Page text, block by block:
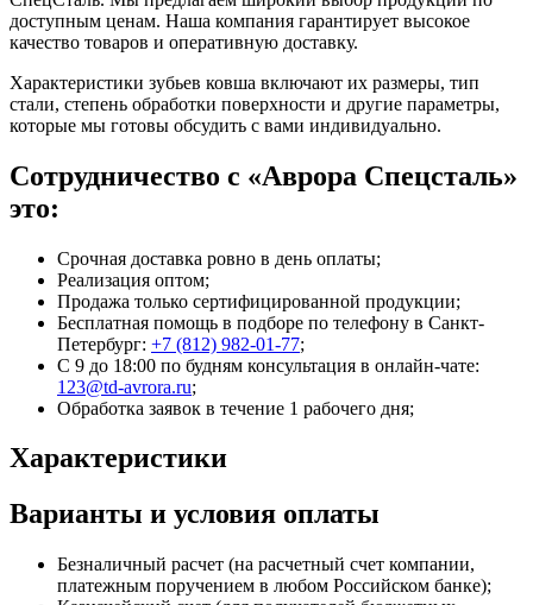
доступным ценам. Наша компания гарантирует высокое
качество товаров и оперативную доставку.
Характеристики зубьев ковша включают их размеры, тип
стали, степень обработки поверхности и другие параметры,
которые мы готовы обсудить с вами индивидуально.
Сотрудничество с «Аврора Спецсталь»
это:
Срочная доставка ровно в день оплаты;
Реализация оптом;
Продажа только сертифицированной продукции;
Бесплатная помощь в подборе по телефону в Санкт-
Петербург: +7 (812) 982-01-77;
С 9 до 18:00 по будням консультация в онлайн-чате:
123@td-avrora.ru;
Обработка заявок в течение 1 рабочего дня;
Характеристики
Варианты и условия оплаты
Безналичный расчет (на расчетный счет компании,
платежным поручением в любом Российском банке);